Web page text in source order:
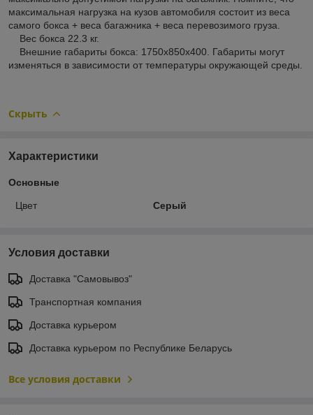
максимальная нагрузка на кузов автомобиля состоит из веса
самого бокса + веса багажника + веса перевозимого груза.
Вес бокса 22.3 кг.
Внешние габариты бокса: 1750х850х400. Габариты могут
изменяться в зависимости от температуры окружающей среды.
Скрыть
Характеристики
Основные
Цвет Серый
Условия доставки
Доставка "Самовывоз"
Транспортная компания
Доставка курьером
Доставка курьером по Республике Беларусь
Все условия доставки